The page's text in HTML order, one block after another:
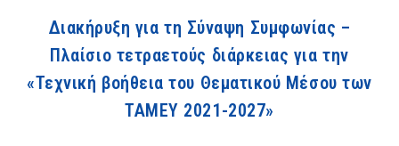
Διακήρυξη για τη Σύναψη Συμφωνίας –
Πλαίσιο τετραετούς διάρκειας για την
«Τεχνική βοήθεια του Θεματικού Μέσου των
ΤΑΜΕΥ 2021-2027»